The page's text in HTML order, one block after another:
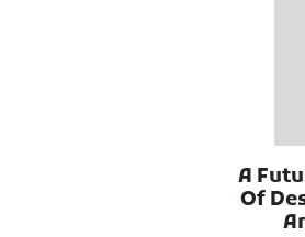
A
Of